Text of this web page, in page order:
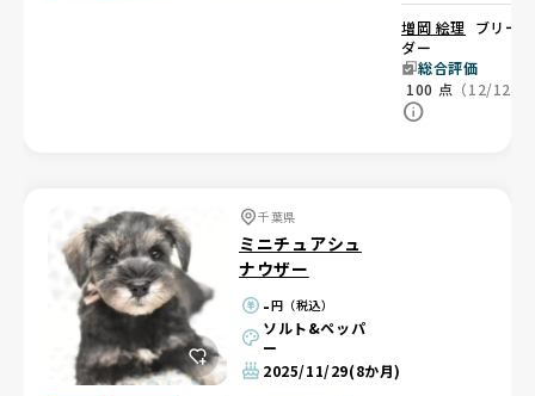
増岡 絵理
ブリー
ダー
総合評価
100 点 （12/12）
千葉県
ミニチュアシュ
ナウザー
-円（税込）
ソルト&ペッパ
ー
2025/11/29(8か月)